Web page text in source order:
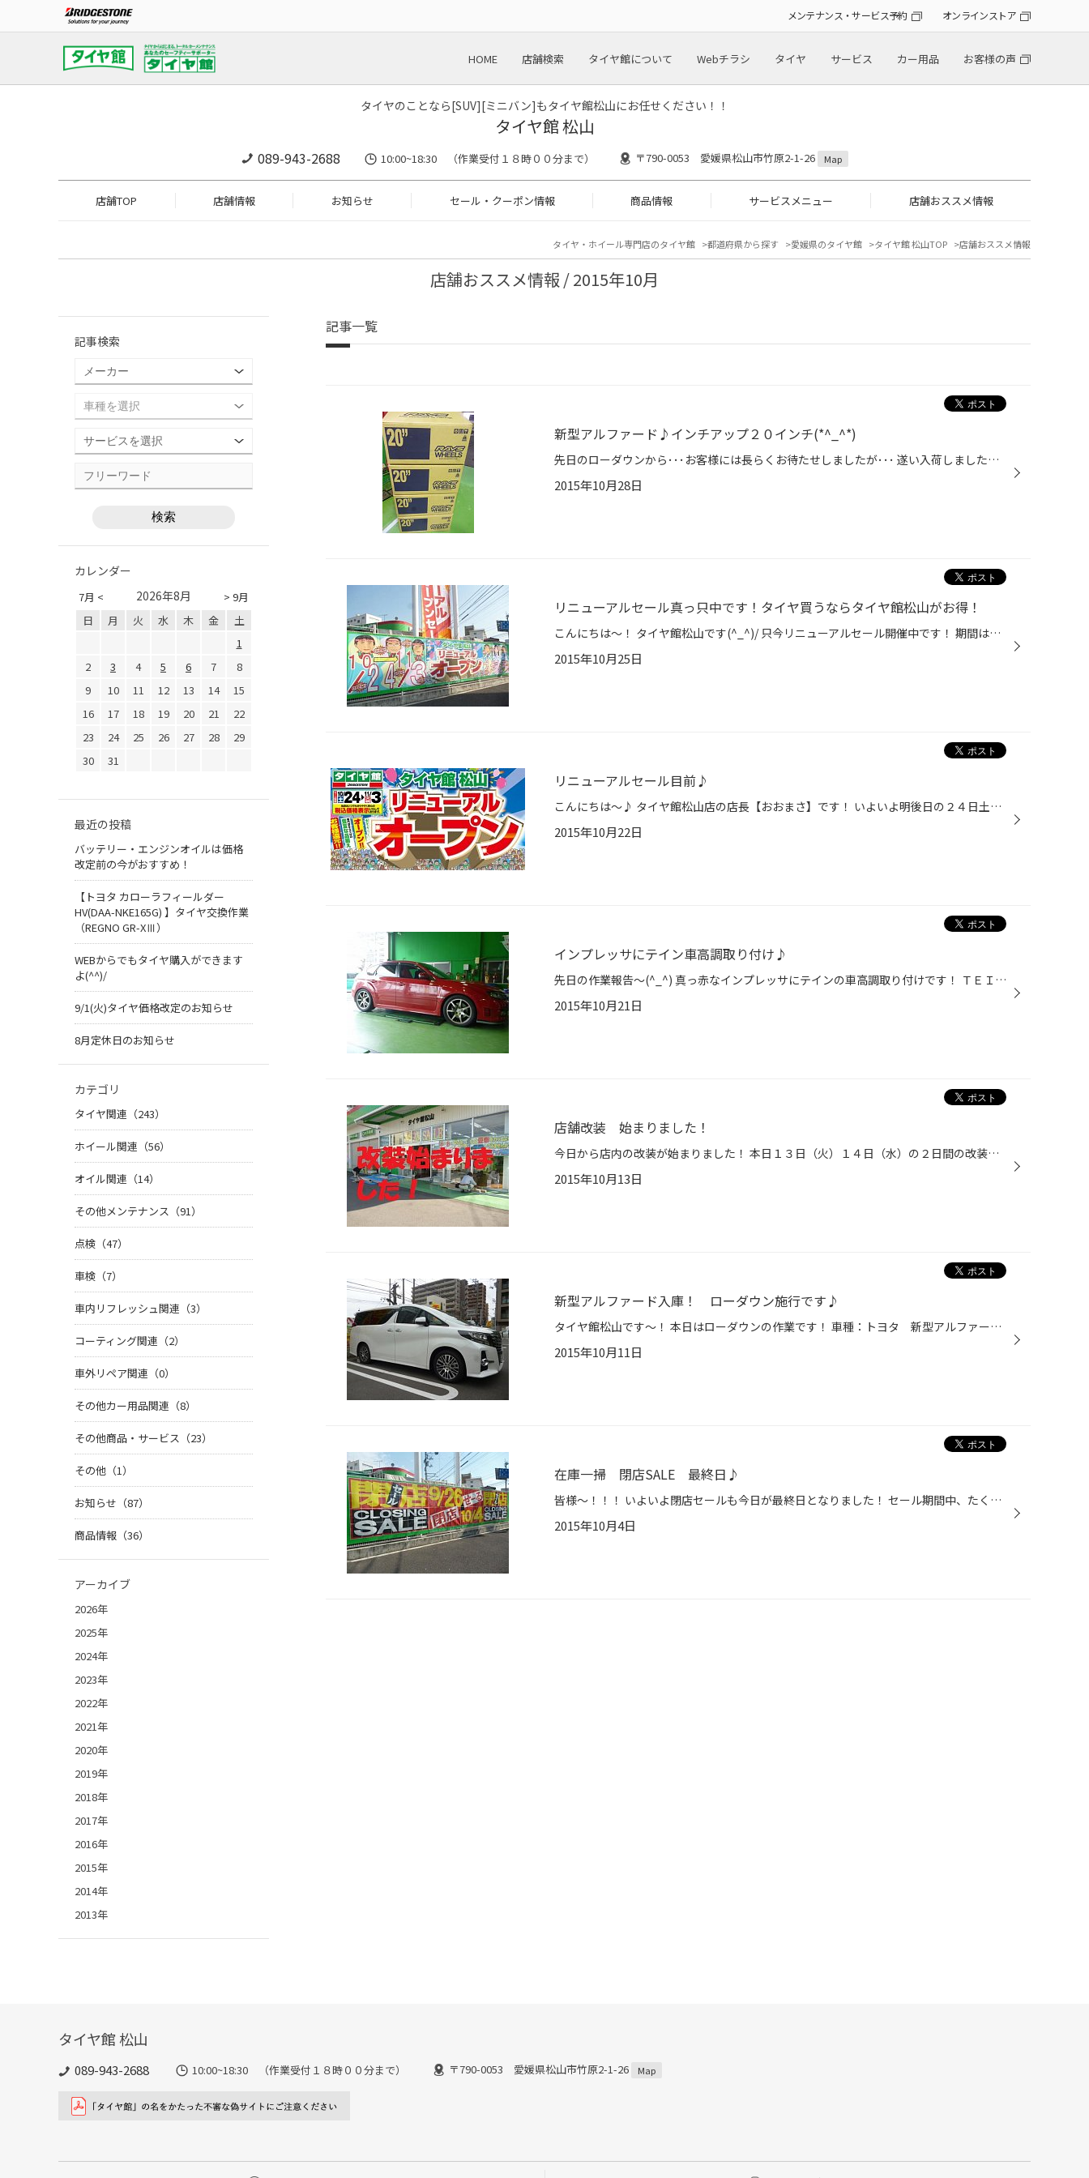
メンテナンス・サービス予約 オンラインストア
HOME 店舗検索 タイヤ館について Webチラシ タイヤ サービス カー用品 お客様の声
タイヤのことなら[SUV][ミニバン]もタイヤ館松山にお任せください！！
タイヤ館 松山
089-943-2688 10:00~18:30 （作業受付１８時００分まで） 〒790-0053 愛媛県松山市竹原2-1-26 Map
店舗TOP 店舗情報 お知らせ セール・クーポン情報 商品情報 サービスメニュー 店舗おススメ情報
タイヤ・ホイール専門店のタイヤ館 都道府県から探す 愛媛県のタイヤ館 タイヤ館 松山TOP 店舗おススメ情報
店舗おススメ情報 / 2015年10月
記事一覧
新型アルファード♪インチアップ２０インチ(*^_^*)
先日のローダウンから･･･お客様には長らくお待たせしましたが･･･ 遂い入荷しました２０インチアルミホイル！！！ ホイル：レイズよりホムラ２Ｘ７ サイズ：２０Ｘ８５ ５Ｈ１１４ ＋３０ カラー：ダイヤモンドカット タイヤ：ファイアストン ２４５／４０Ｒ２０ オプションでＴＰＭＳ（空気圧モニ...
2015年10月28日
リニューアルセール真っ只中です！タイヤ買うならタイヤ館松山がお得！
こんにちは～！ タイヤ館松山です(^_^)/ 只今リニューアルセール開催中です！ 期間は１１月の３日火曜日までとなってます～♪ 期間中はお得な事が沢山ありますのでお車の事ならタイヤ館松山店まで お気軽に～♪ お得なこと･･･１ お店に来ただけでちびっ子たちはお菓子をゲット！！ ･･･２ タイヤ４本...
2015年10月25日
リニューアルセール目前♪
こんにちは～♪ タイヤ館松山店の店長【おおまさ】です！ いよいよ明後日の２４日土曜日から リニューアルセール開催します！！！ 期間中は全商品がセール価格です(^_^) タイヤからオイルまで全てがお買い得～♪ ★★★オープニングイベント★★★ １）ご来店のちびっこたちにお菓子のプレゼント♪（先着１０...
2015年10月22日
インプレッサにテイン車高調取り付け♪
先日の作業報告～(^_^) 真っ赤なインプレッサにテインの車高調取り付けです！ ＴＥＩＮ：ＭＯＮＯ ＳＰＯＲＴ ：ＥＤＦＣ 今回は実は元々車高調が装着されていました･･･しかし！！ お客様からの点検依頼で右フロントの車高調の点検を行ってみたところ･･･ なんと！ ショックのオイルが漏れている！･...
2015年10月21日
店舗改装 始まりました！
今日から店内の改装が始まりました！ 本日１３日（火）１４日（水）の２日間の改装です！ 今日は定休日なのですが明日の水曜日は臨時休業となります。 皆様にはご迷惑をお掛けしますが･･･何卒ご了承を･･･ ◆◆◆◆◆今回のリニューアルポイント♪◆◆◆◆◆ １）ウェイティングコーナーの充実♪ ２）化粧室の見...
2015年10月13日
新型アルファード入庫！ ローダウン施行です♪
タイヤ館松山です～！ 本日はローダウンの作業です！ 車種：トヨタ 新型アルファード サス：ＲＳＲ Ｔｉ２０００ ダウン量：フロント約４０ミリ リア約３５ミリ いいですね～(^O^)／ ノーマル車高から若干落とすこの感じ･･･大人仕様ですよね♪ 選んだダウンサスはご存じ『ＲＳＲさんのＴｉ２０００...
2015年10月11日
在庫一掃 閉店SALE 最終日♪
皆様～！！！ いよいよ閉店セールも今日が最終日となりました！ セール期間中、たくさんのご来店、誠にありがとうございます♪ 残すところあと1日ですが、今日もスタッフ一同、 元気一杯、明るく営業しています(^_^)/ タイヤ交換、オイル交換、バッテリー交換などなど… お車のことなら、どんなことで...
2015年10月4日
記事検索
カレンダー
7月 < > 9月
2026年8月
日 月 火 水 木 金
土
1
2
3 4 5 6 7
8
9
10 11 12 13 14
15
16
17 18 19 20 21
22
23
24 25 26 27 28
29
30
31
最近の投稿
バッテリー・エンジンオイルは価格
改定前の今がおすすめ！
【トヨタ カローラフィールダー
HV(DAA-NKE165G) 】タイヤ交換作業
（REGNO GR-XⅢ）
WEBからでもタイヤ購入ができます
よ(^^)/
9/1(火)タイヤ価格改定のお知らせ
8月定休日のお知らせ
カテゴリ
タイヤ関連（243）
ホイール関連（56）
オイル関連（14）
その他メンテナンス（91）
点検（47）
車検（7）
車内リフレッシュ関連（3）
コーティング関連（2）
車外リペア関連（0）
その他カー用品関連（8）
その他商品・サービス（23）
その他（1）
お知らせ（87）
商品情報（36）
アーカイブ
2026年
2025年
2024年
2023年
2022年
2021年
2020年
2019年
2018年
2017年
2016年
2015年
2014年
2013年
タイヤ館 松山
089-943-2688 10:00~18:30 （作業受付１８時００分まで） 〒790-0053 愛媛県松山市竹原2-1-26 Map